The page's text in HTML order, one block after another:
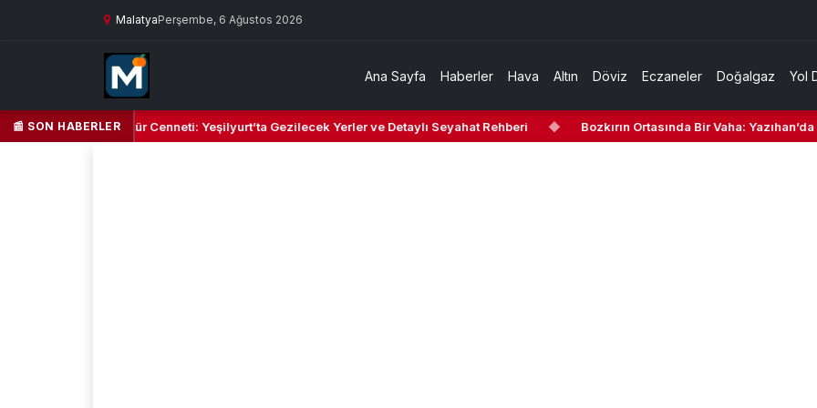
MalatyaPerşembe, 6 Ağustos 2026
Ana Sayfa Haberler Hava Altın Döviz Eczaneler Doğalgaz Yol
📰 SON HABERLER
Yeşil Kalbi ve Kültür Cenneti: Yeşilyurt’ta Gezilecek Yerler ve Detaylı Seyahat Rehberi ◆ Bozkırın Ortasında Bir Vaha: